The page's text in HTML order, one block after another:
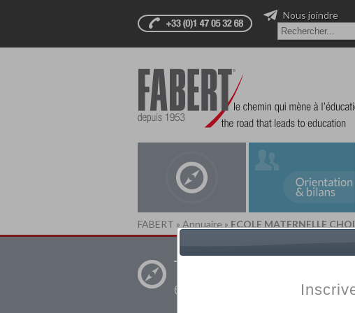
Nous joindre
FABERT » Annuaire » ECOLE MATERNELLE
Trouver un
établissement privé